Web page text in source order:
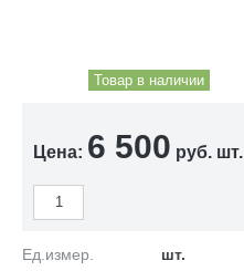
Товар в наличии
Цена: 6 500 руб. шт.
Ед.измер.
шт.